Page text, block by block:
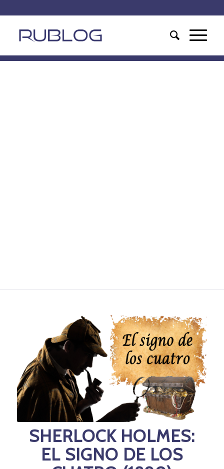
SHERLOCK HOLMES:
EL SIGNO DE LOS